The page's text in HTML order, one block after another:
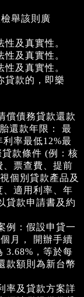
舉該則廣
及真實性。
及真實性。
及真實性。
貸款的，即樂
償債務貸款還款
還款年限： 最
率最低12%最
款條件 (例：核
、票查費、提前
個別貸款產品及
、適用利率、年
貸款申請書及約
例：假設申貸一
月， 開辦手續
3.68%，等於每
款額則為新台幣
率及貸款方案詳